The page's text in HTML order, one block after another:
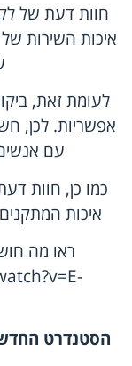
חוות דעת של
איכות השירות של
לעומת זאת,
אפשריות. לכן,
עם
כמו כן, חוות
איכות
ראו מה
הסטנדרט